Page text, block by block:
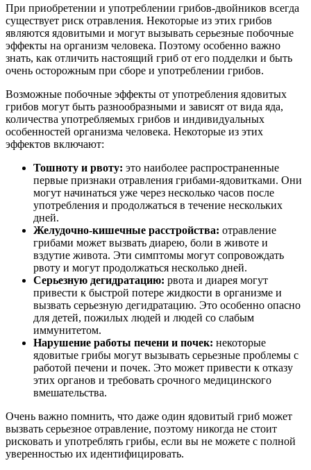
При приобретении и употреблении грибов-двойников всегда
существует риск отравления. Некоторые из этих грибов
являются ядовитыми и могут вызывать серьезные побочные
эффекты на организм человека. Поэтому особенно важно
знать, как отличить настоящий гриб от его подделки и быть
очень осторожным при сборе и употреблении грибов.
Возможные побочные эффекты от употребления ядовитых
грибов могут быть разнообразными и зависят от вида яда,
количества употребляемых грибов и индивидуальных
особенностей организма человека. Некоторые из этих
эффектов включают:
Тошноту и рвоту: это наиболее распространенные
первые признаки отравления грибами-ядовитками. Они
могут начинаться уже через несколько часов после
употребления и продолжаться в течение нескольких
дней.
Желудочно-кишечные расстройства: отравление
грибами может вызвать диарею, боли в животе и
вздутие живота. Эти симптомы могут сопровождать
рвоту и могут продолжаться несколько дней.
Серьезную дегидратацию: рвота и диарея могут
привести к быстрой потере жидкости в организме и
вызвать серьезную дегидратацию. Это особенно опасно
для детей, пожилых людей и людей со слабым
иммунитетом.
Нарушение работы печени и почек: некоторые
ядовитые грибы могут вызывать серьезные проблемы с
работой печени и почек. Это может привести к отказу
этих органов и требовать срочного медицинского
вмешательства.
Очень важно помнить, что даже один ядовитый гриб может
вызвать серьезное отравление, поэтому никогда не стоит
рисковать и употреблять грибы, если вы не можете с полной
уверенностью их идентифицировать.